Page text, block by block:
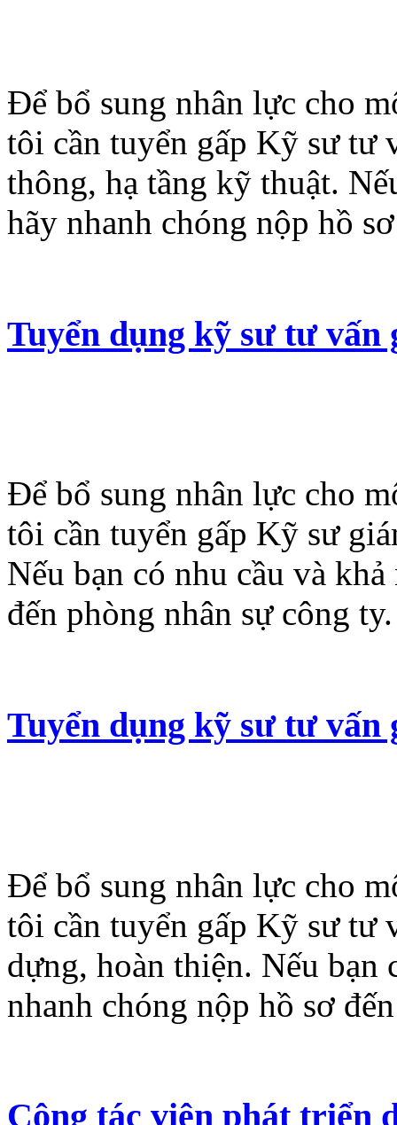
Để bổ sung nhân lực cho
tôi cần tuyển gấp Kỹ sư tư
thông, hạ tầng kỹ thuật.
hãy nhanh chóng nộp hồ
Tuyển dụng kỹ sư tư
Để bổ sung nhân lực cho
tôi cần tuyển gấp Kỹ sư
Nếu bạn có nhu cầu và
đến phòng nhân sự công ty.
Tuyển dụng kỹ sư tư vấn
Để bổ sung nhân lực cho
tôi cần tuyển gấp Kỹ sư tư
dựng, hoàn thiện. Nếu bạn
nhanh chóng nộp hồ sơ
Cộng tác viên phát triển